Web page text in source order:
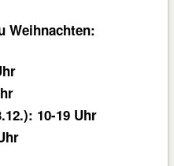
Weihnachten:
10-19 Uhr